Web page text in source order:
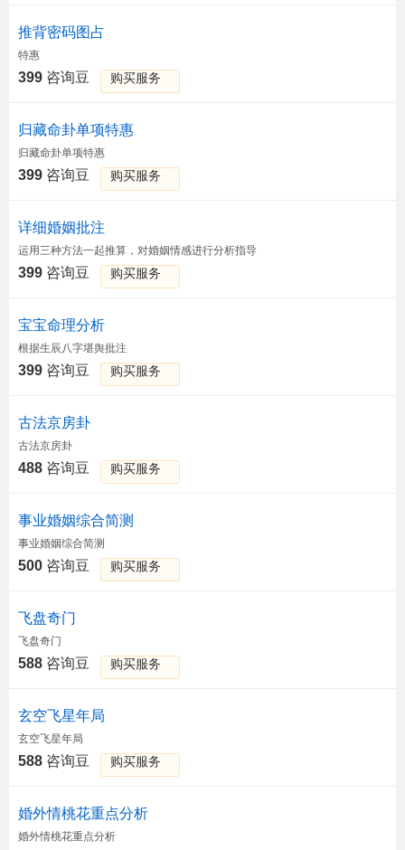
推背密码图占
特惠
399 咨询豆 购买服务
归藏命卦单项特惠
归藏命卦单项特惠
399 咨询豆 购买服务
详细婚姻批注
运用三种方法一起推算，对婚姻情感进行分析指导
399 咨询豆 购买服务
宝宝命理分析
根据生辰八字堪舆批注
399 咨询豆 购买服务
古法京房卦
古法京房卦
488 咨询豆 购买服务
事业婚姻综合简测
事业婚姻综合简测
500 咨询豆 购买服务
飞盘奇门
飞盘奇门
588 咨询豆 购买服务
玄空飞星年局
玄空飞星年局
588 咨询豆 购买服务
婚外情桃花重点分析
婚外情桃花重点分析